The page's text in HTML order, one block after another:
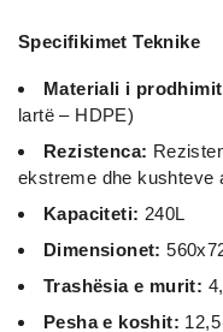
Specifikimet Teknike
Materiali i
lartë – HDPE)
Rezistenca:
ekstreme dhe kushteve
Kapaciteti: 240L
Dimensionet:
Trashësia e murit:
Pesha e koshit: